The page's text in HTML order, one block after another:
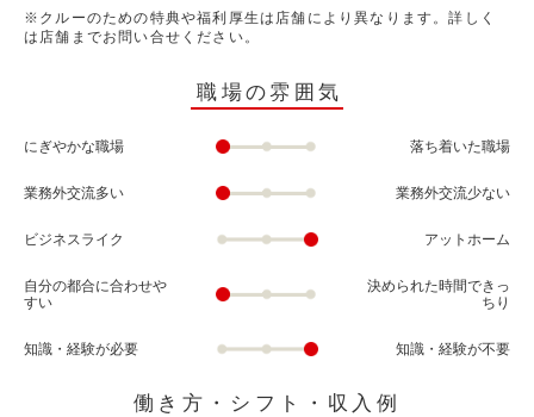
※クルーのための特典や福利厚生は店舗により異なります。詳しく
は店舗までお問い合せください。
職場の雰囲気
にぎやかな職場 落ち着いた職場
業務外交流多い 業務外交流少ない
ビジネスライク アットホーム
自分の都合に合わせや
すい
決められた時間できっ
ちり
知識・経験が必要 知識・経験が不要
働き方・シフト・収入例